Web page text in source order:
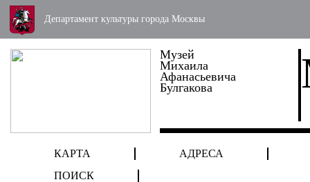
Департамент культуры города Москвы
Музей
Михаила
Афанасьевича
Булгакова
КАРТА
АДРЕСА
ПОИСК